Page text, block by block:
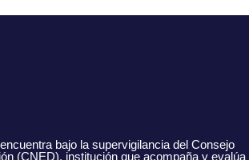
bajo la supervigilancia del Consejo
(CNED), institución que acompaña y evalúa